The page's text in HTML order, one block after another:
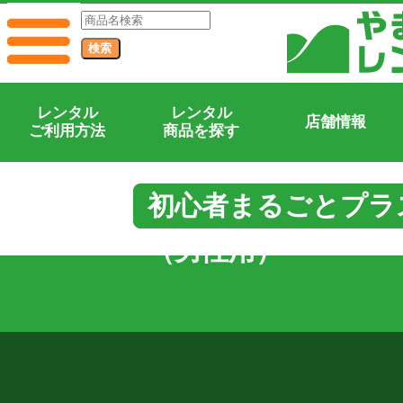
レンタル
ご利用方法
レンタル
商品を探す
店舗情報
初心者まるごとプ
（男性用）